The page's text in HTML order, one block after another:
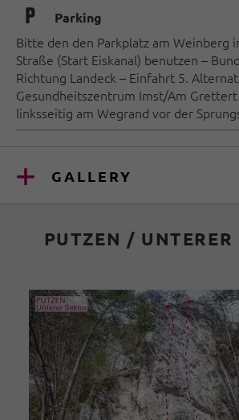
🐈 Parking
Bitte den den Parkplatz am Weinberg
Straße (Start Eiskanal) benutzen –
Richtung Landeck – Einfahrt 5.
Gesundheitszentrum Imst/Am
linksseitig am Wegrand vor der
GALLERY
PUTZEN / UNTERER